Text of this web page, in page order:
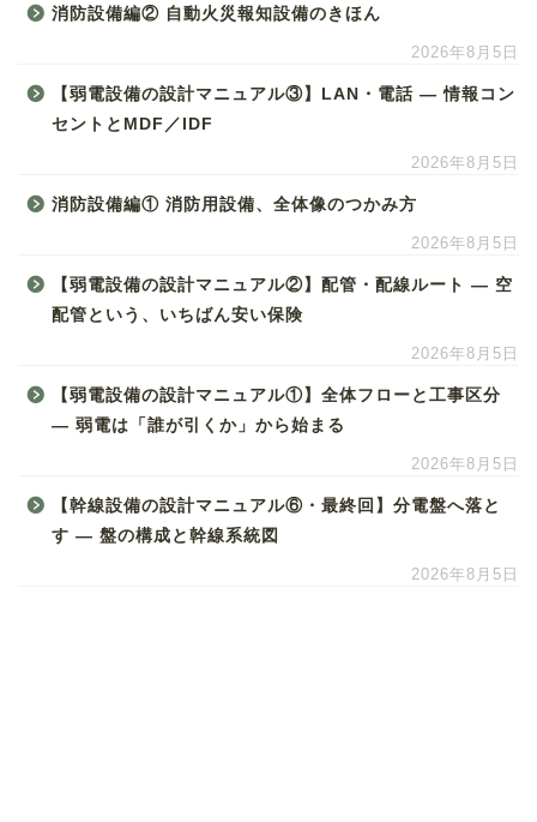
消防設備編② 自動火災報知設備のきほん
2026年8月5日
【弱電設備の設計マニュアル③】LAN・電話 ― 情報コン
セントとMDF／IDF
2026年8月5日
消防設備編① 消防用設備、全体像のつかみ方
2026年8月5日
【弱電設備の設計マニュアル②】配管・配線ルート ― 空
配管という、いちばん安い保険
2026年8月5日
【弱電設備の設計マニュアル①】全体フローと工事区分
― 弱電は「誰が引くか」から始まる
2026年8月5日
【幹線設備の設計マニュアル⑥・最終回】分電盤へ落と
す ― 盤の構成と幹線系統図
2026年8月5日